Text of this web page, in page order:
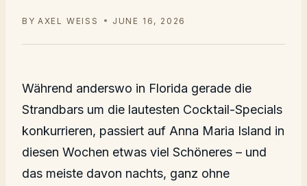
BY AXEL WEISS JUNE 16, 2026
Während anderswo in Florida gerade die
Strandbars um die lautesten Cocktail-Specials
konkurrieren, passiert auf Anna Maria Island in
diesen Wochen etwas viel Schöneres – und
das meiste davon nachts, ganz ohne